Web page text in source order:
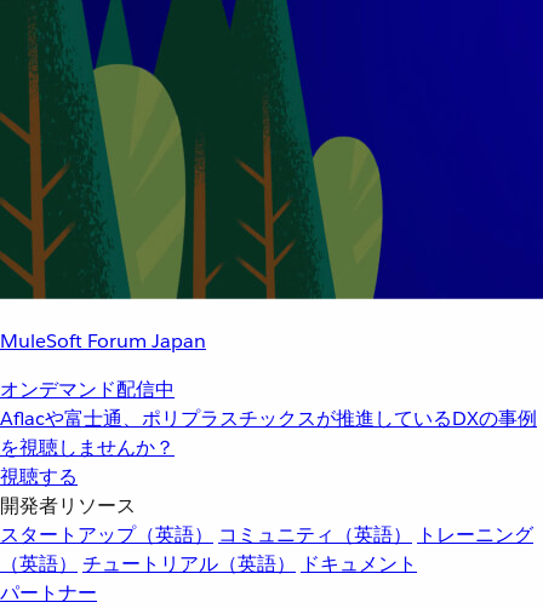
MuleSoft Forum Japan
オンデマンド配信中
Aflacや富士通、ポリプラスチックスが推進しているDXの事例
を視聴しませんか？
視聴する
開発者リソース
スタートアップ（英語）
コミュニティ（英語）
トレーニング
（英語）
チュートリアル（英語）
ドキュメント
パートナー